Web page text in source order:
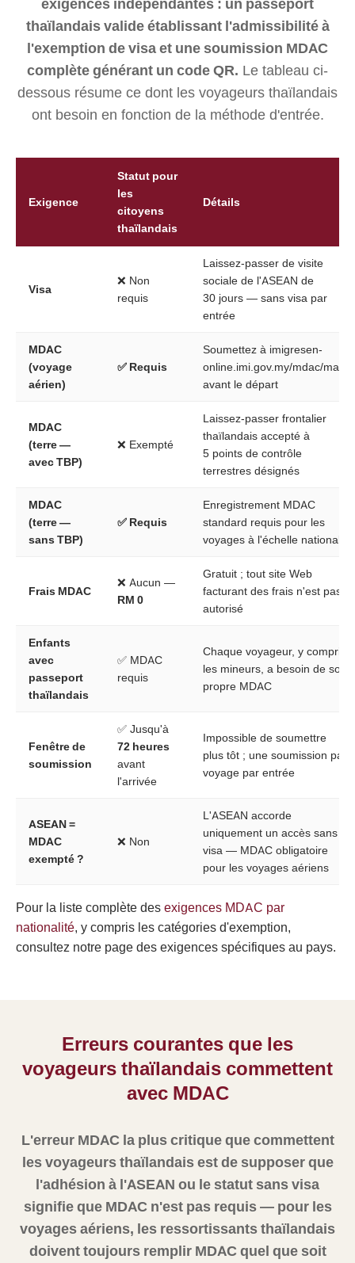
exigences indépendantes : un passeport
thaïlandais valide établissant l'admissibilité à
l'exemption de visa et une soumission MDAC
complète générant un code QR. Le tableau ci-
dessous résume ce dont les voyageurs thaïlandais
ont besoin en fonction de la méthode d'entrée.
Exigence
Statut pour
les
citoyens
thaïlandais
Détails
Visa
❌ Non
requis
Laissez-passer de visite
sociale de l'ASEAN de
30 jours — sans visa par
entrée
MDAC
(voyage
aérien)
✅ Requis
Soumettez à imigresen-
online.imi.gov.my/mdac/main
avant le départ
MDAC
(terre —
avec TBP)
❌ Exempté
Laissez-passer frontalier
thaïlandais accepté à
5 points de contrôle
terrestres désignés
MDAC
(terre —
sans TBP)
✅ Requis
Enregistrement MDAC
standard requis pour les
voyages à l'échelle nationale
Frais MDAC
❌ Aucun —
RM 0
Gratuit ; tout site Web
facturant des frais n'est pas
autorisé
Enfants
avec
passeport
thaïlandais
✅ MDAC
requis
Chaque voyageur, y compris
les mineurs, a besoin de son
propre MDAC
Fenêtre de
soumission
✅ Jusqu'à
72 heures
avant
l'arrivée
Impossible de soumettre
plus tôt ; une soumission par
voyage par entrée
ASEAN =
MDAC
exempté ?
❌ Non
L'ASEAN accorde
uniquement un accès sans
visa — MDAC obligatoire
pour les voyages aériens
Pour la liste complète desexigences MDAC par
nationalité, y compris les catégories d'exemption,
consultez notre page des exigences spécifiques au pays.
Erreurs courantes que les
voyageurs thaïlandais commettent
avec MDAC
L'erreur MDAC la plus critique que commettent
les voyageurs thaïlandais est de supposer que
l'adhésion à l'ASEAN ou le statut sans visa
signifie que MDAC n'est pas requis — pour les
voyages aériens, les ressortissants thaïlandais
doivent toujours remplir MDAC quel que soit